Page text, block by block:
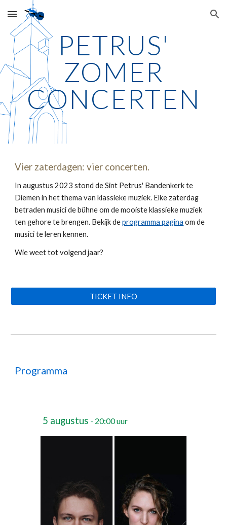
Skip to main content Skip to navigation
PETRUS'
ZOMER
CONCERTEN
Vier zaterdagen: vier concerten.
In augustus 2023 stond de Sint Petrus' Bandenkerk te
Diemen in het thema van klassieke muziek. Elke zaterdag
betraden musici de bühne om de mooiste klassieke muziek
ten gehore te brengen. Bekijk deprogramma pagina om de
musici te leren kennen.
Wie weet tot volgend jaar?
TICKET INFO
Programma
5 augustus - 20:00 uur